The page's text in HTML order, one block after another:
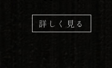
詳しく見る